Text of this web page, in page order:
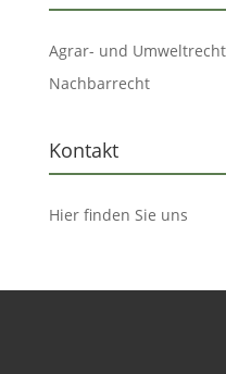
Agrar- und Umweltrecht
Nachbarrecht
Kontakt
Hier finden Sie uns